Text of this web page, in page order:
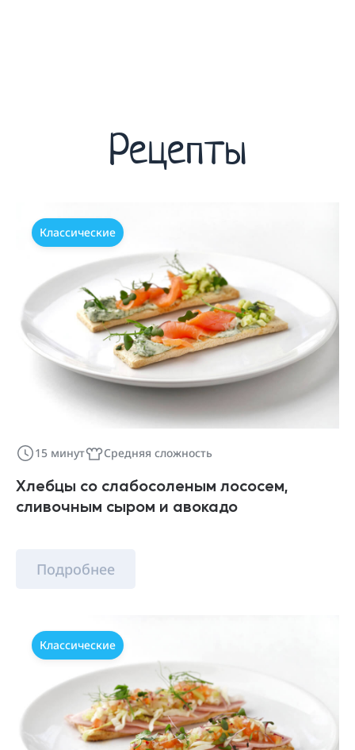
Рецепты
Классические
15 минут Средняя сложность
Хлебцы со слабосоленым лососем,
сливочным сыром и авокадо
Подробнее
Классические